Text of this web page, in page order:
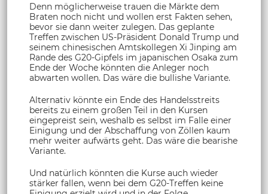
Denn möglicherweise trauen die Märkte dem
Braten noch nicht und wollen erst Fakten sehen,
bevor sie dann weiter zulegen. Das geplante
Treffen zwischen US-Präsident Donald Trump und
seinem chinesischen Amtskollegen Xi Jinping am
Rande des G20-Gipfels im japanischen Osaka zum
Ende der Woche könnten die Anleger noch
abwarten wollen. Das wäre die bullishe Variante.
Alternativ könnte ein Ende des Handelsstreits
bereits zu einem großen Teil in den Kursen
eingepreist sein, weshalb es selbst im Falle einer
Einigung und der Abschaffung von Zöllen kaum
mehr weiter aufwärts geht. Das wäre die bearishe
Variante.
Und natürlich könnten die Kurse auch wieder
stärker fallen, wenn bei dem G20-Treffen keine